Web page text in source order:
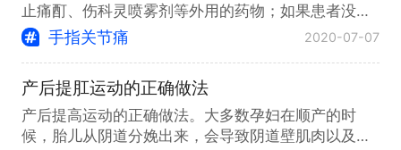
止痛酊、伤科灵喷雾剂等外用的药物；如果患者没有
明显受外伤史的情况下出现小手
手指关节痛 2020-07-07
产后提肛运动的正确做法
产后提高运动的正确做法。大多数孕妇在顺产的时
候，胎儿从阴道分娩出来，会导致阴道壁肌肉以及盆